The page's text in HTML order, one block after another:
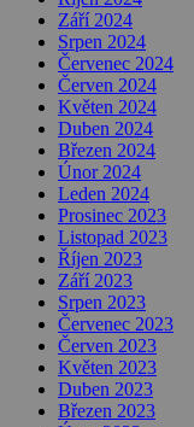
Září 2024
Srpen 2024
Červenec 2024
Červen 2024
Květen 2024
Duben 2024
Březen 2024
Únor 2024
Leden 2024
Prosinec 2023
Listopad 2023
Říjen 2023
Září 2023
Srpen 2023
Červenec 2023
Červen 2023
Květen 2023
Duben 2023
Březen 2023